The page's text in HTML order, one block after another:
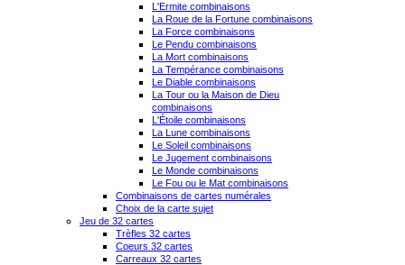
L'Ermite combinaisons
La Roue de la Fortune combinaisons
La Force combinaisons
Le Pendu combinaisons
La Mort combinaisons
La Tempérance combinaisons
Le Diable combinaisons
La Tour ou la Maison de Dieu
combinaisons
L'Étoile combinaisons
La Lune combinaisons
Le Soleil combinaisons
Le Jugement combinaisons
Le Monde combinaisons
Le Fou ou le Mat combinaisons
Combinaisons de cartes numérales
Choix de la carte sujet
Jeu de 32 cartes
Trèfles 32 cartes
Coeurs 32 cartes
Carreaux 32 cartes